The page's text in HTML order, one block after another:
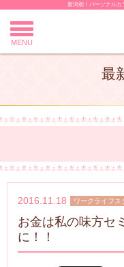
Skip
content
新潟初！パーソナルカ
MENU
最
2016.11.18 ワークライフス
お金は私の味方セ
に！！